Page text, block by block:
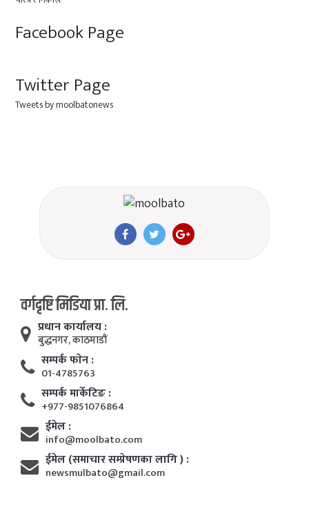
Facebook Page
Twitter Page
Tweets by moolbatonews
वर्गदृष्टि मिडिया प्रा. लि.
प्रधान कार्यालय :
बुद्धनगर, काठमाडाैं
सम्पर्क फाेन :
01-4785763
सम्पर्क मार्केटिङ :
+977-9851076864
ईमेल :
info@moolbato.com
ईमेल (समाचार सम्प्रेषणका लागि ) :
newsmulbato@gmail.com